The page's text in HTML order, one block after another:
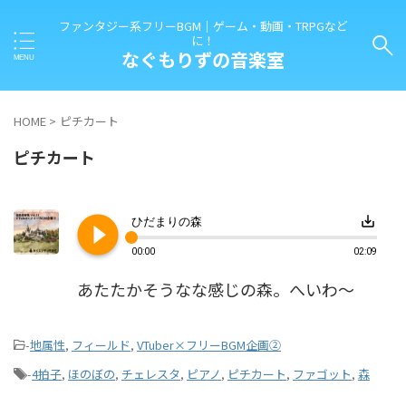
ファンタジー系フリーBGM｜ゲーム・動画・TRPGなど
に！
なぐもりずの音楽室
HOME > ピチカート
ピチカート
play_circle_filled ひだまりの森 save_alt
00:00 02:09
あたたかそうなな感じの森。へいわ～
-地属性, フィールド, VTuber×フリーBGM企画②
-4拍子, ほのぼの, チェレスタ, ピアノ, ピチカート, ファゴット, 森